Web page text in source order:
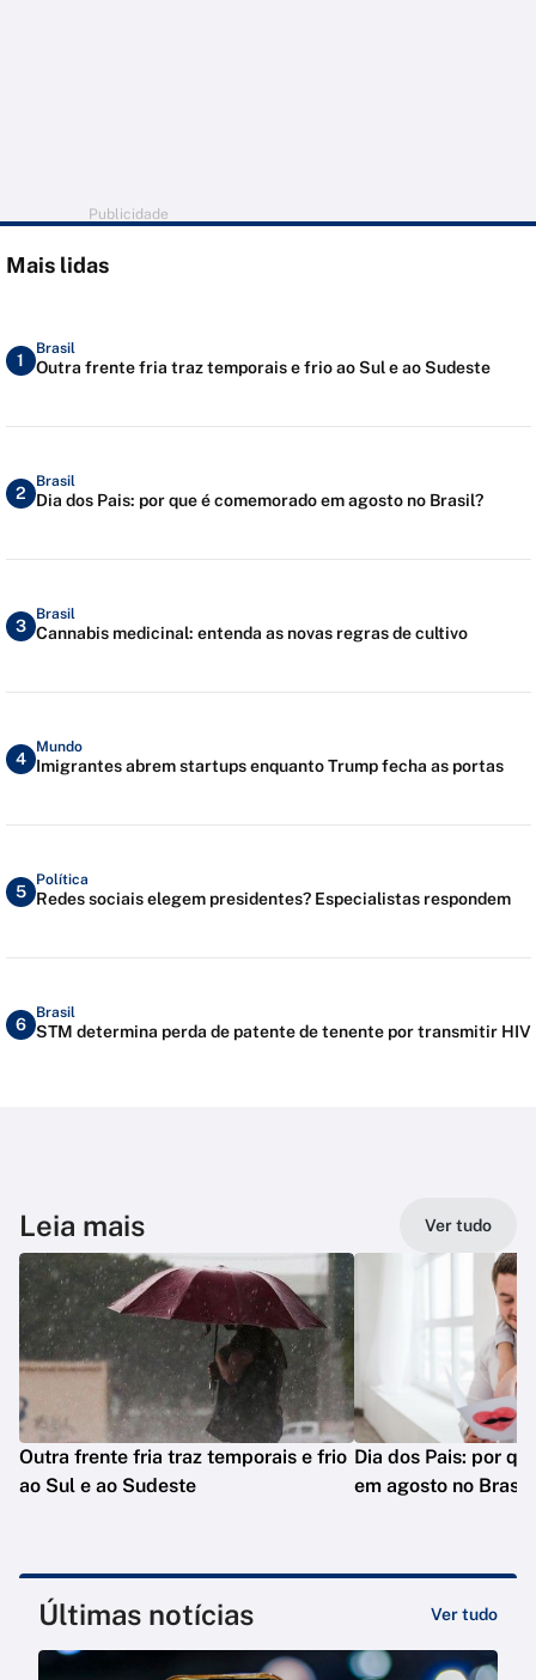
Publicidade
Mais lidas
1
Brasil
Outra frente fria traz temporais e frio ao Sul e ao Sudeste
2
Brasil
Dia dos Pais: por que é comemorado em agosto no Brasil?
3
Brasil
Cannabis medicinal: entenda as novas regras de cultivo
4
Mundo
Imigrantes abrem startups enquanto Trump fecha as portas
5
Política
Redes sociais elegem presidentes? Especialistas respondem
6
Brasil
STM determina perda de patente de tenente por transmitir HIV
Leia mais Ver tudo
Outra frente fria traz temporais e frio
ao Sul e ao Sudeste
Dia dos Pais: por
em agosto no
Últimas notícias Ver tudo